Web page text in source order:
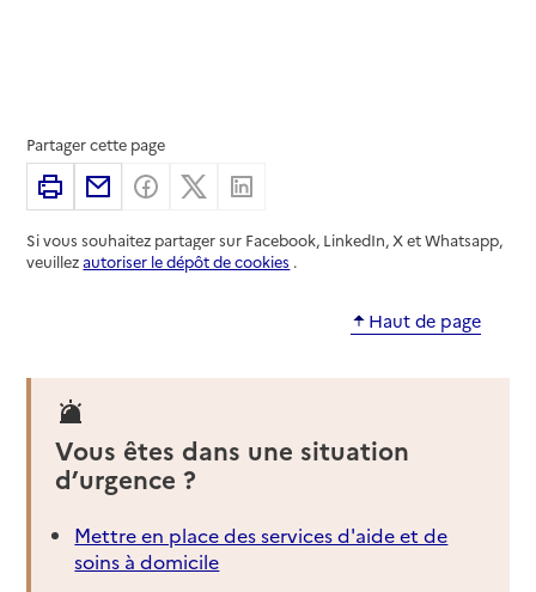
Partager cette page
ImprimerPartager par email
Partager sur Facebook
Partager sur X
Si vous souhaitez partager sur Facebook, LinkedIn, X et Whatsapp,
veuillezautoriser le dépôt de cookies .
Haut de page
Vous êtes dans une situation
d’urgence ?
Mettre en place des services d'aide et de
soins à domicile